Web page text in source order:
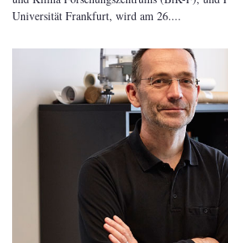
Universität Frankfurt, wird am 26.